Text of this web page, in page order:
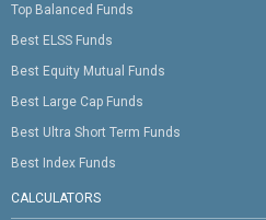
Top Balanced Funds
Best ELSS Funds
Best Equity Mutual Funds
Best Large Cap Funds
Best Ultra Short Term Funds
Best Index Funds
CALCULATORS